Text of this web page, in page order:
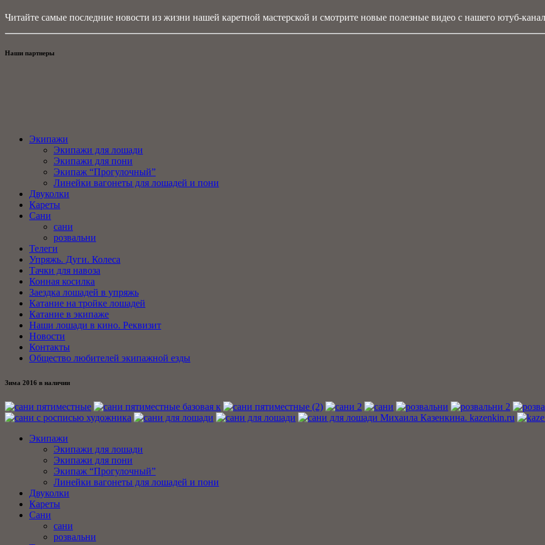
Читайте самые последние новости из жизни нашей каретной мастерской и смотрите новые полезные видео с нашего ютуб-
Наши партнеры
Экипажи
Экипажи для лошади
Экипажи для пони
Экипаж “Прогулочный”
Линейки вагонеты для лошадей и пони
Двуколки
Кареты
Сани
сани
розвальни
Телеги
Упряжь. Дуги. Колеса
Тачки для навоза
Конная косилка
Заездка лошадей в упряжь
Катание на тройке лошадей
Катание в экипаже
Наши лошади в кино. Реквизит
Новости
Контакты
Общество любителей экипажной езды
Зима 2016 в наличии
Экипажи
Экипажи для лошади
Экипажи для пони
Экипаж “Прогулочный”
Линейки вагонеты для лошадей и пони
Двуколки
Кареты
Сани
сани
розвальни